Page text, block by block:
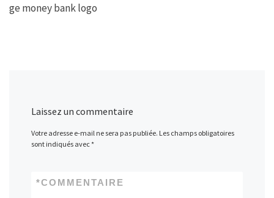
ge money bank logo
Laissez un commentaire
Votre adresse e-mail ne sera pas publiée. Les champs obligatoires
sont indiqués avec*
COMMENTAIRE
*